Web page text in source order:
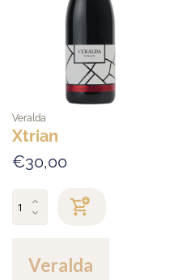
Veralda
Xtrian
€30,00
Veralda